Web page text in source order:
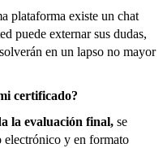
plataforma existe un chat
puede externar sus dudas,
en un lapso no mayor
certificado?
la evaluación final, se
electrónico y en formato